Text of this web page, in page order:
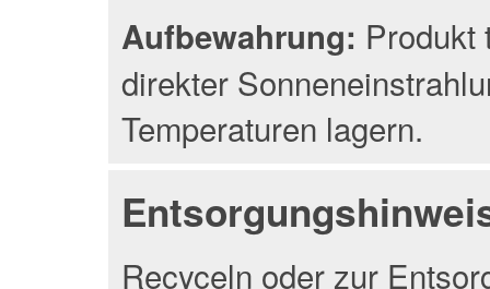
Aufbewahrung: Produkt
direkter
Temperaturen lagern.
Recyceln oder zur